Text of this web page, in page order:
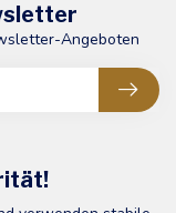
Angeboten